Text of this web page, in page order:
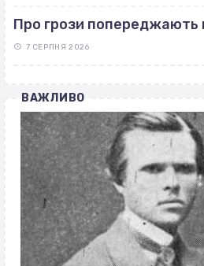
Про грози попереджають
7 СЕРПНЯ 2026
ВАЖЛИВО